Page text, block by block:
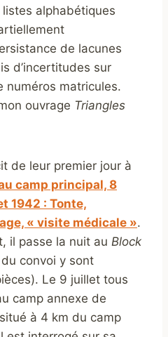
listes alphabétiques
de lacunes
d’incertitudes sur
numéros matricules.
ouvrage Triangles
de leur premier jour à
camp principal, 8
1942 : Tonte,
« visite médicale ».
il passe la nuit au Block
convoi y sont
Le 9 juillet tous
camp annexe de
situé à 4 km du camp